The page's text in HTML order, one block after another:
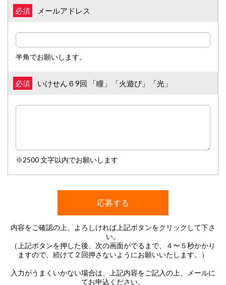
メールアドレス
必須
半角でお願いします。
いけせん６9回 「瞳」「火遊び」「光」
必須
※2500 文字以内でお願いします
内容をご確認の上、よろしければ上記ボタンをクリックして下さ
い。
（上記ボタンを押した後、次の画面がでるまで、４〜５秒かかり
ますので、続けて２回押さないようにお願いいたします。）
入力がうまくいかない場合は、上記内容をご記入の上、メールに
てお申込ください。